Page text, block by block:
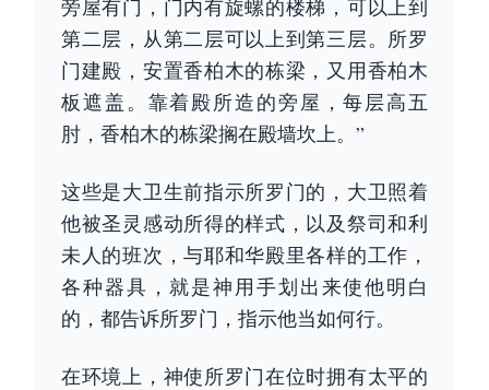
旁屋有门，门内有旋螺的楼梯，可以上到
第二层，从第二层可以上到第三层。所罗
门建殿，安置香柏木的栋梁，又用香柏木
板遮盖。靠着殿所造的旁屋，每层高五
肘，香柏木的栋梁搁在殿墙坎上。”
这些是大卫生前指示所罗门的，大卫照着
他被圣灵感动所得的样式，以及祭司和利
未人的班次，与耶和华殿里各样的工作，
各种器具，就是神用手划出来使他明白
的，都告诉所罗门，指示他当如何行。
在环境上，神使所罗门在位时拥有太平的